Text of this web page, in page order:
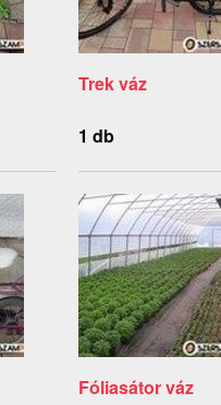
Trek váz
1 db
Fóliasátor váz